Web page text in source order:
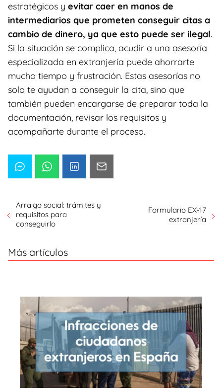
estratégicos y evitar caer en manos de
intermediarios que prometen conseguir citas a
cambio de dinero, ya que esto puede ser ilegal.
Si la situación se complica, acudir a una asesoría
especializada en extranjería puede ahorrarte
mucho tiempo y frustración. Estas asesorías no
solo te ayudan a conseguir la cita, sino que
también pueden encargarse de preparar toda la
documentación, revisar los requisitos y
acompañarte durante el proceso.
Arraigo social: trámites y
requisitos para
conseguirlo
Formulario EX-17
extranjería
Más artículos